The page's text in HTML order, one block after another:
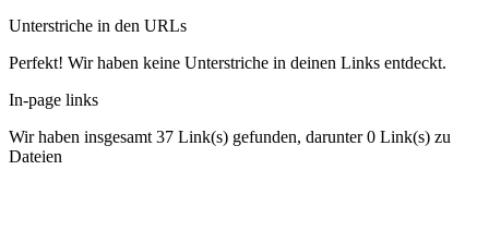
Unterstriche in den URLs
Perfekt! Wir haben keine Unterstriche in deinen Links entdeckt.
In-page links
Wir haben insgesamt 37 Link(s) gefunden, darunter 0 Link(s) zu
Dateien